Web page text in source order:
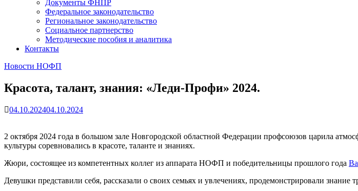
Документы ФНПР
Федеральное законодательство
Региональное законодательство
Социальное партнерство
Методические пособия и аналитика
Контакты
Новости НОФП
Красота, талант, знания: «Леди-Профи» 2024.
04.10.202404.10.2024
2 октября 2024 года в большом зале Новгородской областной Федерации профсоюзов царила
культуры соревновались в красоте, таланте и знаниях.
Жюри, состоящее из компетентных коллег из аппарата НОФП и победительницы прошлого года
Девушки представили себя, рассказали о своих семьях и увлечениях, продемонстрировали знание